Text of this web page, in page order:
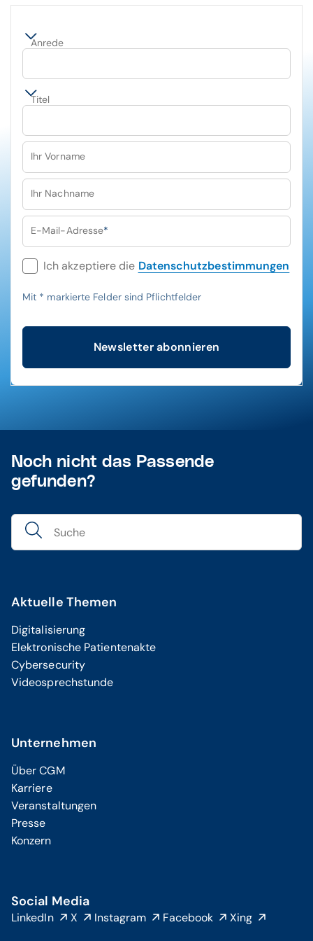
Anrede
Titel
Ihr Vorname
Ihr Nachname
E-Mail-Adresse*
Ich akzeptiere die Datenschutzbestimmungen
Mit * markierte Felder sind Pflichtfelder
Newsletter abonnieren
Noch nicht das Passende
gefunden?
Aktuelle Themen
Digitalisierung
Elektronische Patientenakte
Cybersecurity
Videosprechstunde
Unternehmen
Über CGM
Karriere
Veranstaltungen
Presse
Konzern
Social Media
LinkedIn X Instagram Facebook Xing